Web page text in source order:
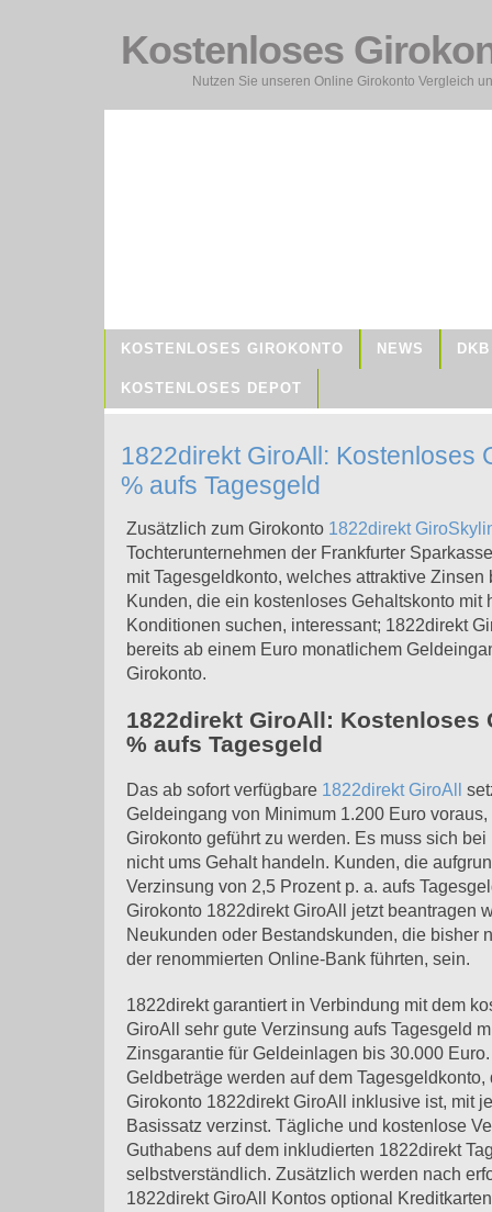
Kostenloses
Nutzen Sie unseren Online Girokonto Vergleich
KOSTENLOSES GIROKONTO NEWS
KOSTENLOSES DEPOT
1822direkt GiroAll: Kostenloses
% aufs Tagesgeld
Zusätzlich zum Girokonto 1822direkt
Tochterunternehmen der Frankfurter
mit Tagesgeldkonto, welches attraktive Zinsen
Kunden, die ein kostenloses Gehaltskonto mit
Konditionen suchen, interessant; 1822direkt
bereits ab einem Euro monatlichem
Girokonto.
1822direkt GiroAll: Kostenloses
% aufs Tagesgeld
Das ab sofort verfügbare 1822direkt GiroAll
Geldeingang von Minimum 1.200 Euro
Girokonto geführt zu werden. Es muss sich
nicht ums Gehalt handeln. Kunden, die
Verzinsung von 2,5 Prozent p. a. aufs
Girokonto 1822direkt GiroAll jetzt beantragen
Neukunden oder Bestandskunden, die bisher
der renommierten Online-Bank führten, sein.
1822direkt garantiert in Verbindung mit dem
GiroAll sehr gute Verzinsung aufs Tagesgeld
Zinsgarantie für Geldeinlagen bis 30.000
Geldbeträge werden auf dem
Girokonto 1822direkt GiroAll inklusive ist, mit
Basissatz verzinst. Tägliche und kostenlose
Guthabens auf dem inkludierten 1822direkt
selbstverständlich. Zusätzlich werden nach
1822direkt GiroAll Kontos optional